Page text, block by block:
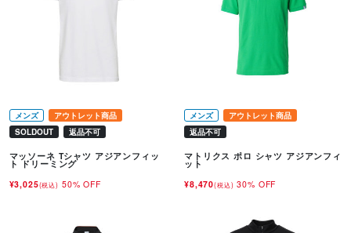
メンズ
アウトレット商品
SOLDOUT
返品不可
マッソーネ Tシャツ アジアンフィッ
ト ドリーミング
¥3,025(税込) 50% OFF
メンズ
アウトレット商品
返品不可
マトリクス ポロ シャツ アジアンフィ
ット
¥8,470(税込) 30% OFF